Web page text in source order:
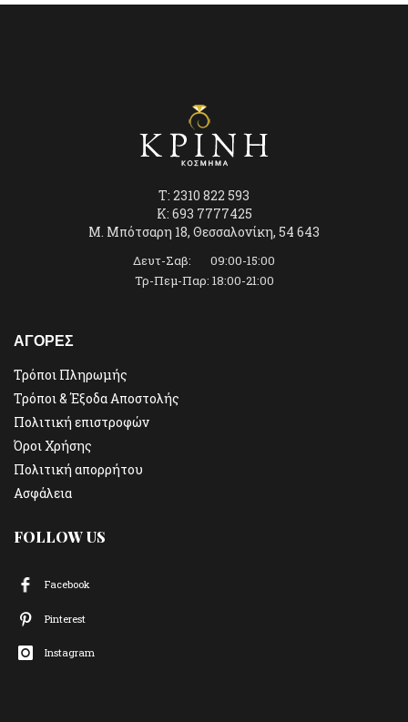
T: 2310 822 593
K: 693 7777425
Μ. Μπότσαρη 18, Θεσσαλονίκη, 54 643
Δευτ-Σαβ: 09:00-15:00
Τρ-Πεμ-Παρ: 18:00-21:00
ΑΓΟΡΕΣ
Τρόποι Πληρωμής
Τρόποι & Έξοδα Αποστολής
Πολιτική επιστροφών
Όροι Χρήσης
Πολιτική απορρήτου
Ασφάλεια
FOLLOW US
Facebook
Pinterest
Instagram